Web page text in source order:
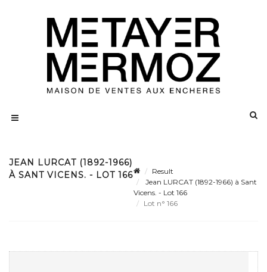
JEAN LURCAT (1892-1966)
À SANT VICENS. - LOT 166
Result
Jean LURCAT (1892-1966) à Sant
Vicens. - Lot 166
Lot n° 166